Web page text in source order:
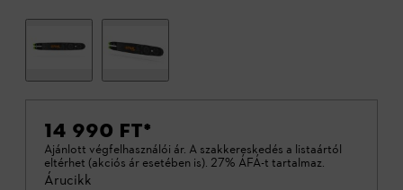
14 990 FT*
Ajánlott végfelhasználói ár. A szakkereskedés a listaártól
eltérhet (akciós ár esetében is). 27% ÁFÁ-t tartalmaz.
Árucikk